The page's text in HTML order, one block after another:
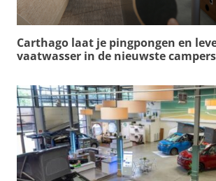
Carthago laat je pingpongen en
vaatwasser in de nieuwste campers